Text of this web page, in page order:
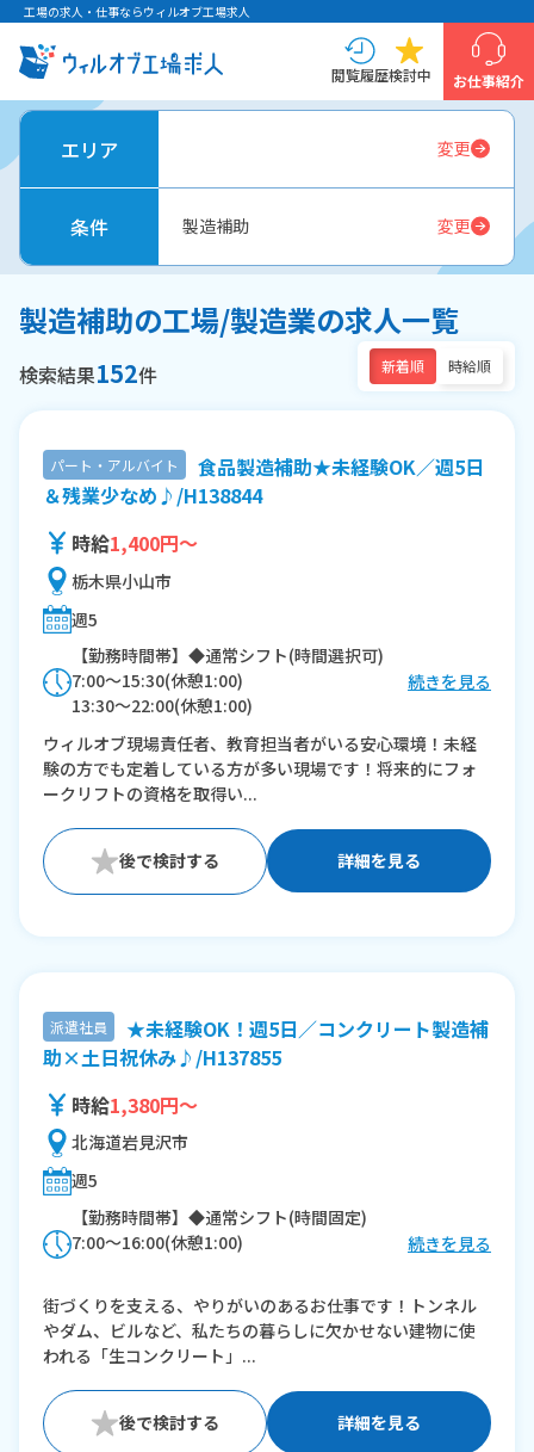
工場の求人・仕事ならウィルオブ工場求人
閲覧履歴検討中 お仕事紹介
エリア 変更
条件 製造補助 変更
製造補助の工場/製造業の求人一覧
検索結果152件 新着順 時給順
パート・アルバイト
食品製造補助★未経験OK／週5日
＆残業少なめ♪/H138844
時給1,400円～
栃木県小山市
週5
【勤務時間帯】◆通常シフト(時間選択可)
7:00〜15:30(休憩1:00)
13:30〜22:00(休憩1:00)
22:00〜翌7:00(休憩1:00)
※残業：5〜10時間程度/月
続きを見る
ウィルオブ現場責任者、教育担当者がいる安心環境！未経
験の方でも定着している方が多い現場です！将来的にフォ
ークリフトの資格を取得い...
詳細を見る
派遣社員
★未経験OK！週5日／コンクリート製造補
助×土日祝休み♪/H137855
時給1,380円～
北海道岩見沢市
週5
【勤務時間帯】◆通常シフト(時間固定)
7:00〜16:00(休憩1:00)
続きを見る
街づくりを支える、やりがいのあるお仕事です！トンネル
やダム、ビルなど、私たちの暮らしに欠かせない建物に使
われる「生コンクリート」...
詳細を見る